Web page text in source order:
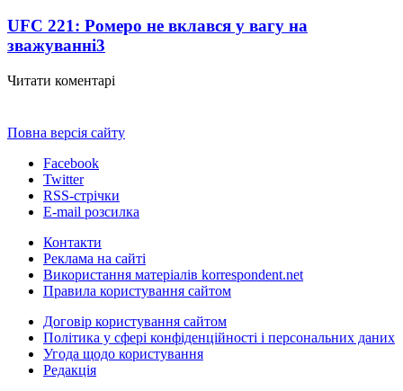
UFC 221: Ромеро не вклався у вагу на
зважуванні3
Читати коментарі
Повна версія сайту
Facebook
Twitter
RSS-стрічки
E-mail розсилка
Контакти
Реклама на сайті
Використання матеріалів korrespondent.net
Правила користування сайтом
Договір користування сайтом
Політика у сфері конфіденційності і персональних даних
Угода щодо користування
Редакція